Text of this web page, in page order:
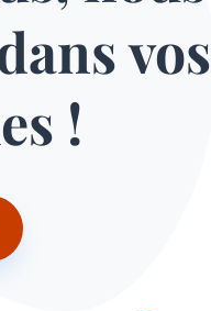
vos
!